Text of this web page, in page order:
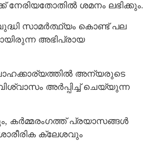
ശമനം ലഭിക്കും.
സാമര്‍ത്ഥ്യം കൊണ്ട് പല
അഭിപ്രായ
അന്യരുടെ
അര്‍പ്പിച്ച് ചെയ്യുന്ന
കര്‍മ്മരംഗത്ത് പ്രയാസങ്ങൾ
ക്ലേശവും